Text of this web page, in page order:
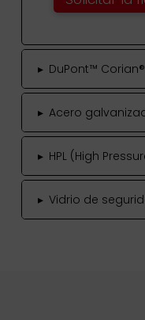
▸ DuPont™ Corian®
▸ Acero
▸ HPL (High
▸ Vidrio de